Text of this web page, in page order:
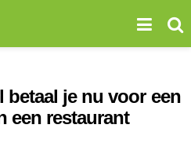
betaal je nu voor een
een restaurant